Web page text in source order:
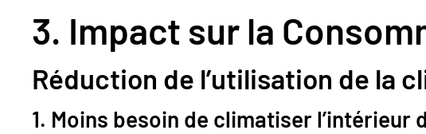
3. Impact sur la
Réduction de l’utilisation de la
1. Moins besoin de climatiser l’intérieur